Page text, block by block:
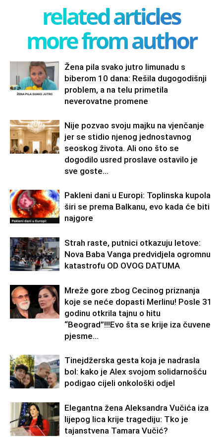
related articles
more from author
Žena pila svako jutro limunadu s
biberom 10 dana: Rešila dugogodišnji
problem, a na telu primetila
neverovatne promene
Nije pozvao svoju majku na vjenčanje
jer se stidio njenog jednostavnog
seoskog života. Ali ono što se
dogodilo usred proslave ostavilo je
sve goste...
Pakleni dani u Europi: Toplinska kupola
širi se prema Balkanu, evo kada će biti
najgore
Strah raste, putnici otkazuju letove:
Nova Baba Vanga predvidjela ogromnu
katastrofu OD OVOG DATUMA
Mreže gore zbog Cecinog priznanja
koje se neće dopasti Merlinu! Posle 31
godinu otkrila tajnu o hitu
“Beograd”!!!Evo šta se krije iza čuvene
pjesme...
Tinejdžerska gesta koja je nadrasla
bol: kako je Alex svojom solidarnošću
podigao cijeli onkološki odjel
Elegantna žena Aleksandra Vučića iza
lijepog lica krije tragediju: Tko je
tajanstvena Tamara Vučić?